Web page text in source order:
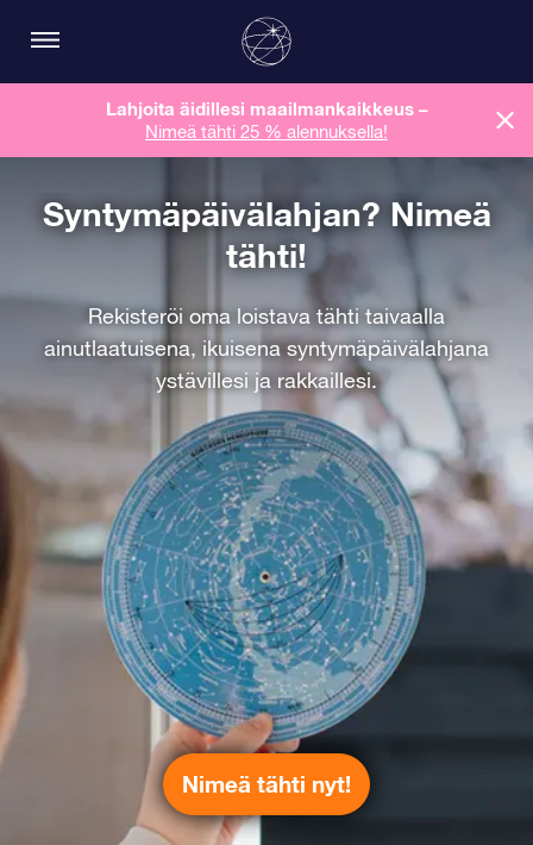
Lahjoita äidillesi maailmankaikkeus –
Nimeä tähti 25 % alennuksella!
Syntymäpäivälahjan? Nimeä
tähti!
Rekisteröi oma loistava tähti taivaalla
ainutlaatuisena, ikuisena syntymäpäivälahjana
ystävillesi ja rakkaillesi.
Nimeä tähti nyt!